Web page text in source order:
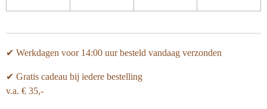
✔ Werkdagen voor 14:00 uur besteld vandaag verzonden
✔ Gratis cadeau bij iedere bestelling
v.a. € 35,-